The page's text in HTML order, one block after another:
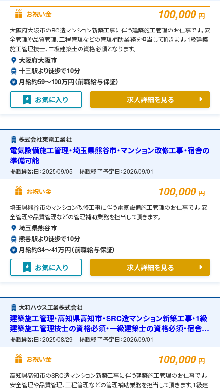
お祝い金 100,000 円
大阪府大阪市のRC造マンション新築工事に伴う建築施工管理のお仕事です。安
全管理や品質管理、工程管理などの管理補助業務を担当して頂きます。1級建築
施工管理技士、二級建築士の資格必須となります。
大阪府大阪市
十三駅より徒歩で10分
月給約59〜100万円（前職給与保証）
お気に入り 求人詳細を見る
株式会社東電工業社
電気設備施工管理・埼玉県熊谷市・マンション改修工事・宿舎の
準備可能
掲載開始日：2025/09/05 掲載終了予定日：2026/09/01
お祝い金 100,000 円
埼玉県熊谷市のマンション改修工事に伴う電気設備施工管理のお仕事です。安
全管理や品質管理などの管理補助業務を担当して頂きます。
埼玉県熊谷市
熊谷駅より徒歩で10分
月給約34〜41万円（前職給与保証）
お気に入り 求人詳細を見る
大和ハウス工業株式会社
建築施工管理・高知県高知市・SRC造マンション新築工事・1級
建築施工管理技士の資格必須・一級建築士の資格必須・宿舎の
準備可能
掲載開始日：2025/08/29 掲載終了予定日：2026/09/01
お祝い金 100,000 円
高知県高知市のSRC造マンション新築工事に伴う建築施工管理のお仕事です。
安全管理や品質管理、工程管理などの管理補助業務を担当して頂きます。1級建